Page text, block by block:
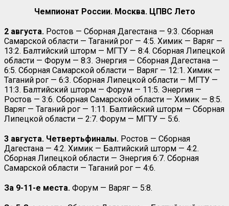
Чемпионат России. Москва. ЦПВС Лето
2 августа. Ростов — Сборная Дагестана — 9:3. Сборная
Самарской области — Таганий рог — 4:5. Химик — Варяг —
13:2. Балтийский шторм — МГТУ — 8:4. Сборная Липецкой
области — Форум — 8:3. Энергия — Сборная Дагестана —
6:5. Сборная Самарской области — Варяг — 12:1. Химик —
Таганий рог — 6:3. Сборная Липецкой области — МГТУ —
11:3. Балтийский шторм — Форум — 11:5. Энергия —
Ростов — 3:6. Сборная Самарской области — Химик — 8:5.
Варяг — Таганий рог — 1:11. Балтийский шторм — Сборная
Липецкой области — 2:7. Форум — МГТУ — 5:6.
3 августа. Четвертьфиналы. Ростов — Сборная
Дагестана — 4:2. Химик — Балтийский шторм — 4:2.
Сборная Липецкой области — Энергия 6:7. Сборная
Самарской области — Таганий рог — 4:6.
За 9-11-е места. Форум — Варяг — 5:8.